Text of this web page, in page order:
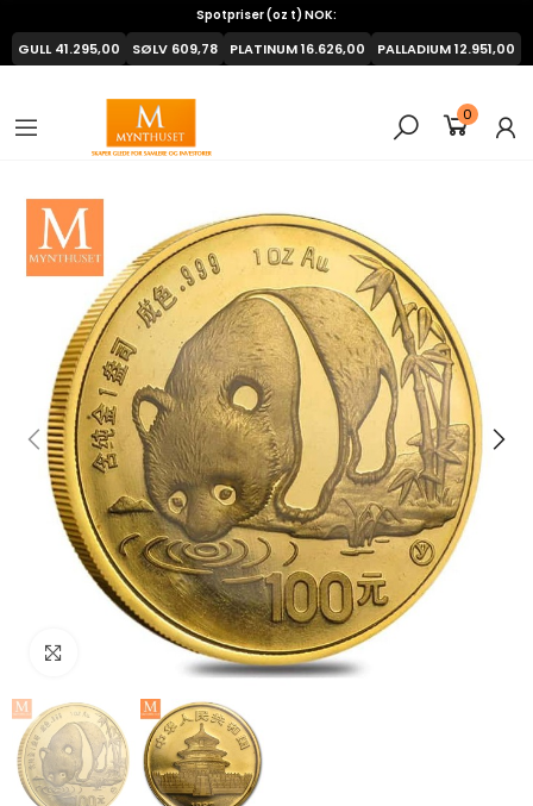
0
Spotpriser (oz t) NOK:
GULL41.295,00 SØLV 609,78 PLATINUM16.626,00 PALLADIUM12.951,00
Klikk for å forstørre